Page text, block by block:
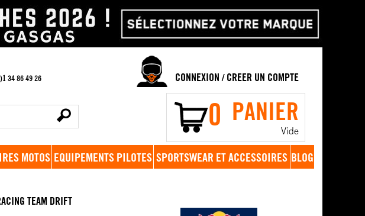
34 86 49 26 CONNEXION/ CREER UN COMPTE
0 PANIER
Vide
MOTOS EQUIPEMENTS PILOTES SPORTSWEAR ET ACCESSOIRES BLOG
TEAM DRIFT